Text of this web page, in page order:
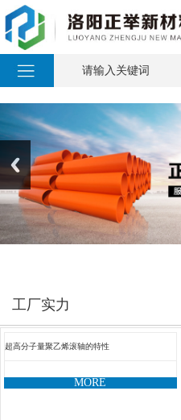
工厂实力
超高分子量聚乙烯滚轴的特性
MORE